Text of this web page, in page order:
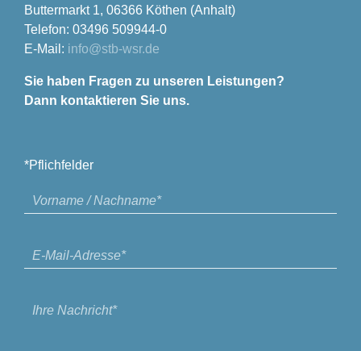
Buttermarkt 1, 06366 Köthen (Anhalt)
Telefon: 03496 509944-0
E-Mail: info@stb-wsr.de
Sie haben Fragen zu unseren Leistungen?
Dann kontaktieren Sie uns.
*Pflichfelder